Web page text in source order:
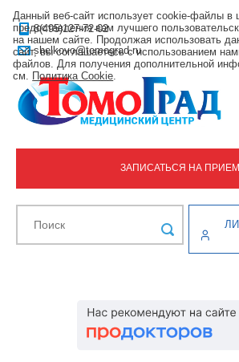
8(495)127-72-02
shelkovo@tomograd.ru
ЗАПИСАТЬСЯ НА ПРИЕМ
Данный веб-сайт использует cookie-файлы в
предоставления вам лучшего
на нашем сайте. Продолжая использовать
сайт, вы соглашаетесь с использованием
файлов. Для получения дополнительной
см. Политика Cookie.